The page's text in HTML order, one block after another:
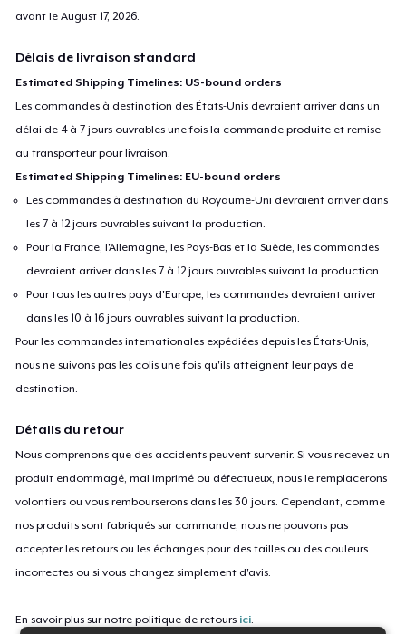
avant leAugust 17, 2026.
Délais de livraison standard
Estimated Shipping Timelines: US-bound orders
Les commandes à destination des États-Unis devraient arriver dans un
délai de 4 à 7 jours ouvrables une fois la commande produite et remise
au transporteur pour livraison.
Estimated Shipping Timelines: EU-bound orders
Les commandes à destination du Royaume-Uni devraient arriver dans
les 7 à 12 jours ouvrables suivant la production.
Pour la France, l'Allemagne, les Pays-Bas et la Suède, les commandes
devraient arriver dans les 7 à 12 jours ouvrables suivant la production.
Pour tous les autres pays d'Europe, les commandes devraient arriver
dans les 10 à 16 jours ouvrables suivant la production.
Pour les commandes internationales expédiées depuis les États-Unis,
nous ne suivons pas les colis une fois qu'ils atteignent leur pays de
destination.
Détails du retour
Nous comprenons que des accidents peuvent survenir. Si vous recevez un
produit endommagé, mal imprimé ou défectueux, nous le remplacerons
volontiers ou vous rembourserons dans les 30 jours. Cependant, comme
nos produits sont fabriqués sur commande, nous ne pouvons pas
accepter les retours ou les échanges pour des tailles ou des couleurs
incorrectes ou si vous changez simplement d'avis.
En savoir plus sur notre politique de retours ici.